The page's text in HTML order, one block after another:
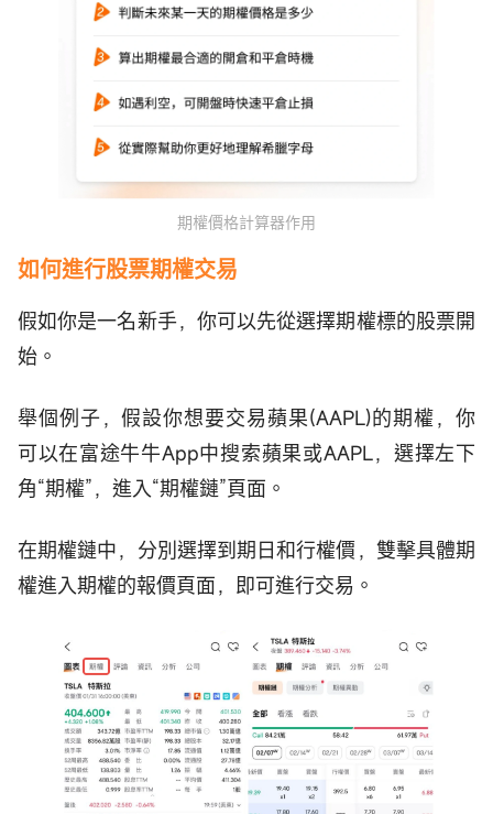
期權價格計算器作用
如何進行股票期權交易
假如你是一名新手，你可以先從選擇期權標的股票開
始。
舉個例子，假設你想要交易蘋果(AAPL)的期權，你
可以在富途牛牛App中搜索蘋果或AAPL，選擇左下
角“期權”，進入“期權鏈”頁面。
在期權鏈中，分別選擇到期日和行權價，雙擊具體期
權進入期權的報價頁面，即可進行交易。